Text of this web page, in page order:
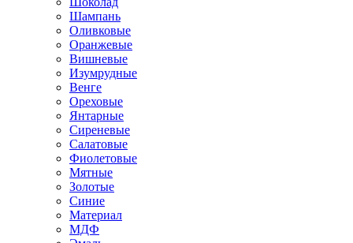
Шампань
Оливковые
Оранжевые
Вишневые
Изумрудные
Венге
Ореховые
Янтарные
Сиреневые
Салатовые
Фиолетовые
Мятные
Золотые
Синие
Материал
МДФ